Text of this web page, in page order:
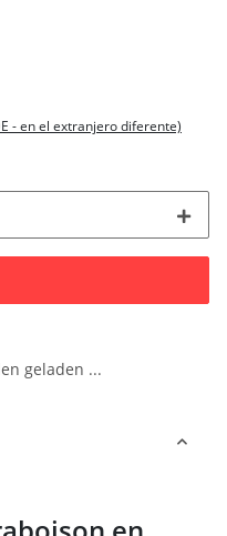
- en el extranjero diferente)
geladen ...